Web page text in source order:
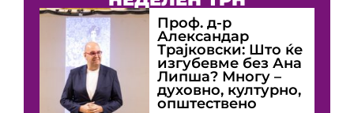
Проф. д-р
Александар
Трајковски: Што ќе
изгубевме без Ана
Липша? Многу –
духовно, културно,
општествено